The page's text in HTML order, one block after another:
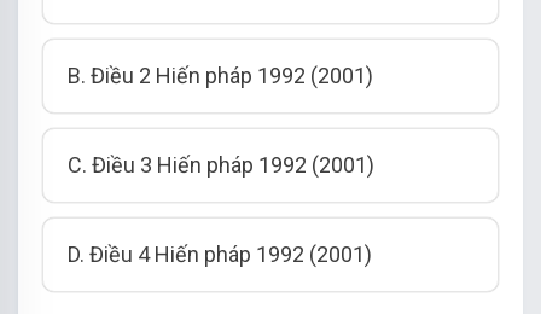
B. Điều 2 Hiến pháp 1992 (2001)
C. Điều 3 Hiến pháp 1992 (2001)
D. Điều 4 Hiến pháp 1992 (2001)